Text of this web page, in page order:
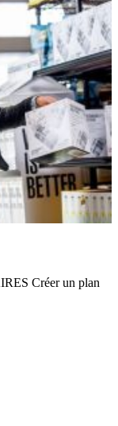
Créer un plan